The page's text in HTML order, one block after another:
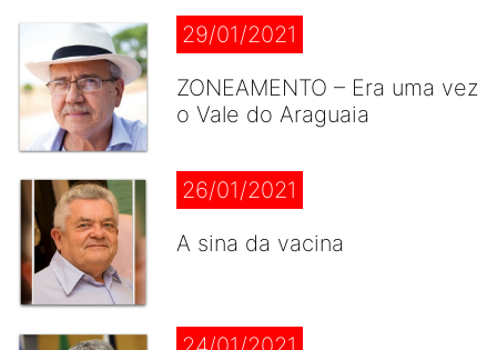
29/01/2021
ZONEAMENTO – Era uma vez
o Vale do Araguaia
26/01/2021
A sina da vacina